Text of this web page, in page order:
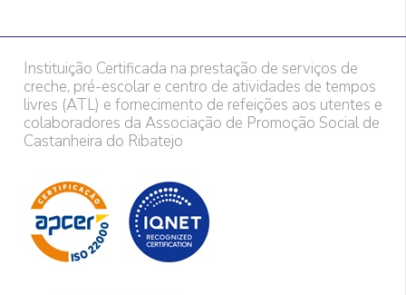
Instituição Certificada na prestação de serviços de
creche, pré-escolar e centro de atividades de tempos
livres (ATL) e fornecimento de refeições aos utentes e
colaboradores da Associação de Promoção Social de
Castanheira do Ribatejo